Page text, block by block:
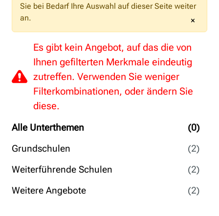
Alle Unterthemen
(0)
Grundschulen
(2)
Weiterführende Schulen
(2)
Weitere Angebote
(2)
Sie bei Bedarf Ihre Auswahl auf dieser Seite weiter
an.
×
Es gibt kein Angebot, auf das die von
Ihnen gefilterten Merkmale eindeutig
zutreffen. Verwenden Sie weniger
Filterkombinationen, oder ändern Sie
diese.